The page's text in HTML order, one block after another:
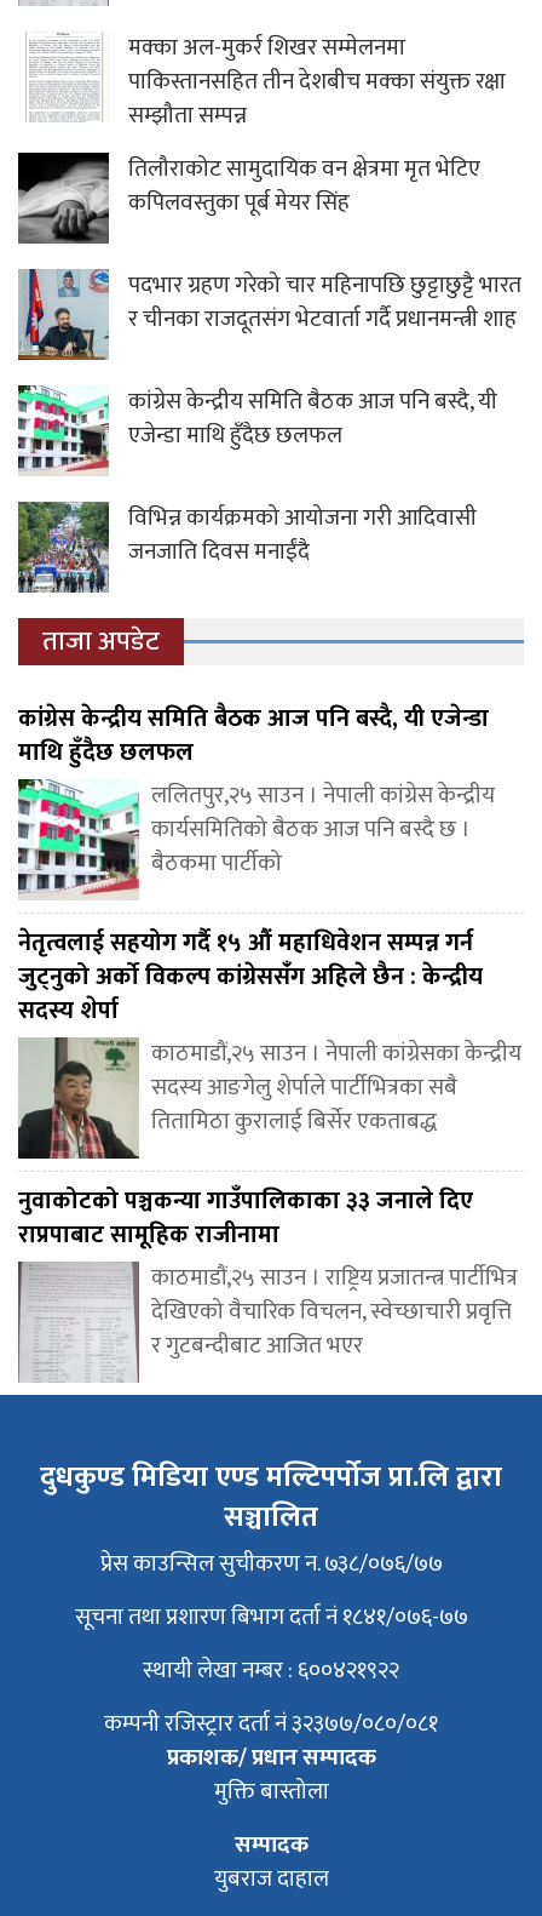
मक्का अल-मुकर्र शिखर सम्मेलनमा
पाकिस्तानसहित तीन देशबीच मक्का संयुक्त रक्षा
सम्झौता सम्पन्न
तिलौराकोट सामुदायिक वन क्षेत्रमा मृत भेटिए
कपिलवस्तुका पूर्ब मेयर सिंह
पदभार ग्रहण गरेको चार महिनापछि छुट्टाछुट्टै भारत
र चीनका राजदूतसंग भेटवार्ता गर्दै प्रधानमन्त्री शाह
कांग्रेस केन्द्रीय समिति बैठक आज पनि बस्दै, यी
एजेन्डा माथि हुँदैछ छलफल
विभिन्न कार्यक्रमको आयोजना गरी आदिवासी
जनजाति दिवस मनाईंदै
ताजा अपडेट
कांग्रेस केन्द्रीय समिति बैठक आज पनि बस्दै, यी एजेन्डा
माथि हुँदैछ छलफल
ललितपुर,२५ साउन । नेपाली कांग्रेस केन्द्रीय
कार्यसमितिको बैठक आज पनि बस्दै छ ।
बैठकमा पार्टीको
नेतृत्वलाई सहयोग गर्दै १५ औं महाधिवेशन सम्पन्न गर्न
जुट्नुको अर्को विकल्प कांग्रेससंँग अहिले छैन : केन्द्रीय
सदस्य शेर्पा
काठमाडौं,२५ साउन । नेपाली कांग्रेसका केन्द्रीय
सदस्य आङगेलु शेर्पाले पार्टीभित्रका सबै
तितामिठा कुरालाई बिर्सेर एकताबद्ध
नुवाकोटको पञ्चकन्या गाउँपालिकाका ३३ जनाले दिए
राप्रपाबाट सामूहिक राजीनामा
काठमाडौं,२५ साउन । राष्ट्रिय प्रजातन्त्र पार्टीभित्र
देखिएको वैचारिक विचलन, स्वेच्छाचारी प्रवृत्ति
र गुटबन्दीबाट आजित भएर
दुधकुण्ड मिडिया एण्ड मल्टिपर्पोज प्रा.लि द्वारा
सञ्चालित
प्रेस काउन्सिल सुचीकरण न. ७३८/०७६/७७
सूचना तथा प्रशारण बिभाग दर्ता नं १८४१/०७६-७७
स्थायी लेखा नम्बर : ६००४२१९२२
कम्पनी रजिस्ट्रार दर्ता नं ३२३७७/०८०/०८१
प्रकाशक/ प्रधान सम्पादक
मुक्ति बास्तोला
सम्पादक
युबराज दाहाल